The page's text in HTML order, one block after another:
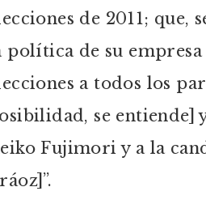
de 2011; que,
política de su
a todos los
se entiende]
Fujimori y a la